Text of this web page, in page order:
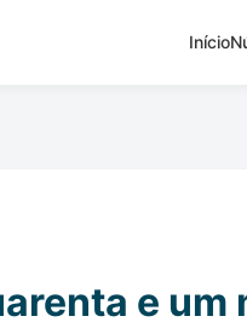
Início
e um